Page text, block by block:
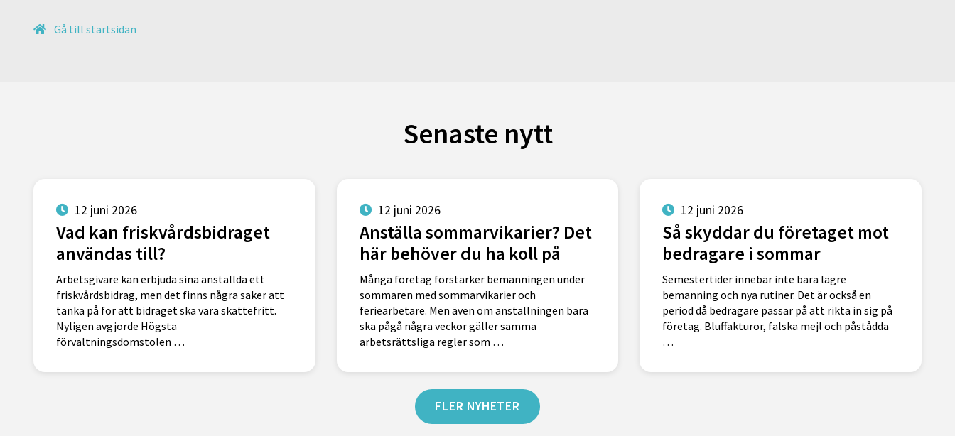
Gå till startsidan
Senaste nytt
12 juni 2026
Vad kan friskvårdsbidraget
användas till?
Arbetsgivare kan erbjuda sina anställda ett
friskvårdsbidrag, men det finns några saker att
tänka på för att bidraget ska vara skattefritt.
Nyligen avgjorde Högsta
förvaltningsdomstolen …
12 juni 2026
Anställa sommarvikarier? Det
här behöver du ha koll på
Många företag förstärker bemanningen under
sommaren med sommarvikarier och
feriearbetare. Men även om anställningen bara
ska pågå några veckor gäller samma
arbetsrättsliga regler som …
12 juni 2026
Så skyddar du företaget mot
bedragare i sommar
Semestertider innebär inte bara lägre
bemanning och nya rutiner. Det är också en
period då bedragare passar på att rikta in sig på
företag. Bluffakturor, falska mejl och påstådda
…
FLER NYHETER